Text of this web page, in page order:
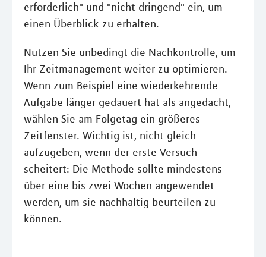
erforderlich" und "nicht dringend" ein, um
einen Überblick zu erhalten.
Nutzen Sie unbedingt die Nachkontrolle, um
Ihr Zeitmanagement weiter zu optimieren.
Wenn zum Beispiel eine wiederkehrende
Aufgabe länger gedauert hat als angedacht,
wählen Sie am Folgetag ein größeres
Zeitfenster. Wichtig ist, nicht gleich
aufzugeben, wenn der erste Versuch
scheitert: Die Methode sollte mindestens
über eine bis zwei Wochen angewendet
werden, um sie nachhaltig beurteilen zu
können.